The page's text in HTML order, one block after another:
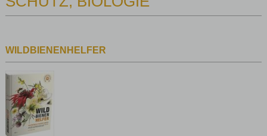
WILDBIENENHELFER